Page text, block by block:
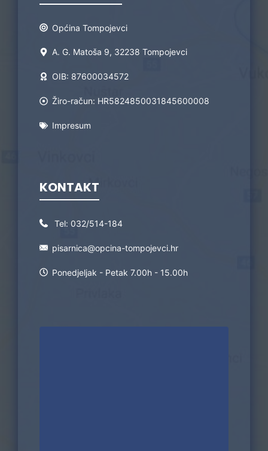
Općina Tompojevci
A. G. Matoša 9, 32238 Tompojevci
OIB: 87600034572
Žiro-račun: HR5824850031845600008
Impresum
KONTAKT
Tel: 032/514-184
pisarnica@opcina-tompojevci.hr
Ponedjeljak - Petak 7.00h - 15.00h